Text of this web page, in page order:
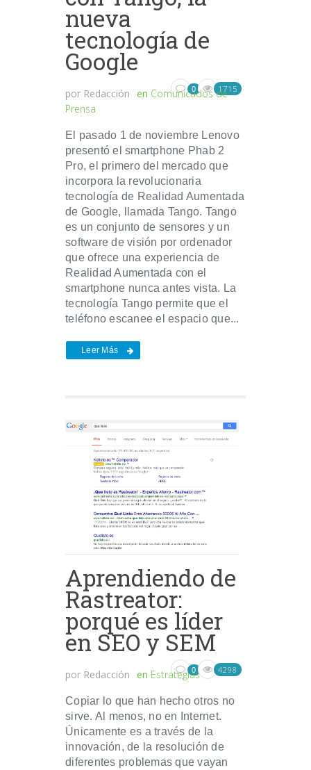
nueva
tecnología de
Google
por Redacción en Comunicados de
Prensa
0 1715
El pasado 1 de noviembre Lenovo
presentó el smartphone Phab 2
Pro, el primero del mercado que
incorpora la revolucionaria
tecnología de Realidad Aumentada
de Google, llamada Tango. Tango
es un conjunto de sensores y un
software de visión por ordenador
que ofrece una experiencia de
Realidad Aumentada con el
smartphone nunca antes vista. La
tecnología Tango permite que el
teléfono escanee el espacio que...
Leer Más
Aprendiendo de
Rastreator:
porqué es líder
en SEO y SEM
por Redacción en Estrategias
0 4298
Copiar lo que han hecho otros no
sirve. Al menos, no en Internet.
Únicamente es a través de la
innovación, de la resolución de
diferentes problemas que vayan